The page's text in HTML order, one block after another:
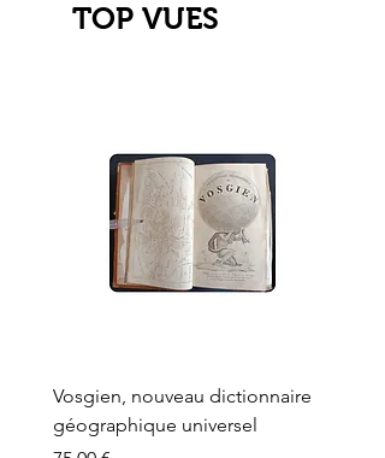
TOP VUES
Vosgien, nouveau dictionnaire
géographique universel